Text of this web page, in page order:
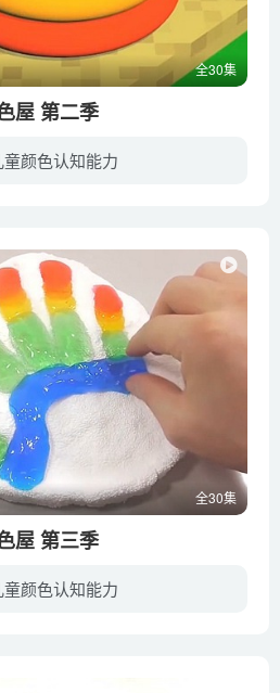
全30集
屋 第二季
颜色认知能力
全30集
屋 第三季
颜色认知能力